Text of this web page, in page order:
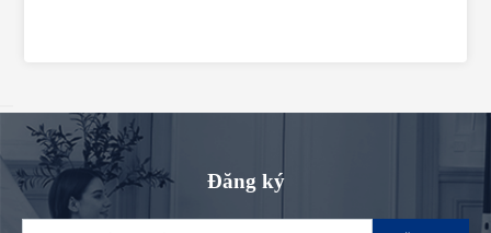
Đăng ký